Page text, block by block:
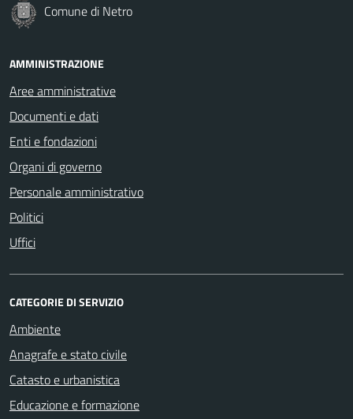
Comune di Netro
AMMINISTRAZIONE
Aree amministrative
Documenti e dati
Enti e fondazioni
Organi di governo
Personale amministrativo
Politici
Uffici
CATEGORIE DI SERVIZIO
Ambiente
Anagrafe e stato civile
Catasto e urbanistica
Educazione e formazione